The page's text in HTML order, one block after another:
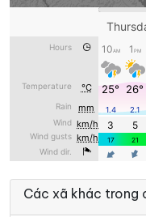
Các xã khác trong